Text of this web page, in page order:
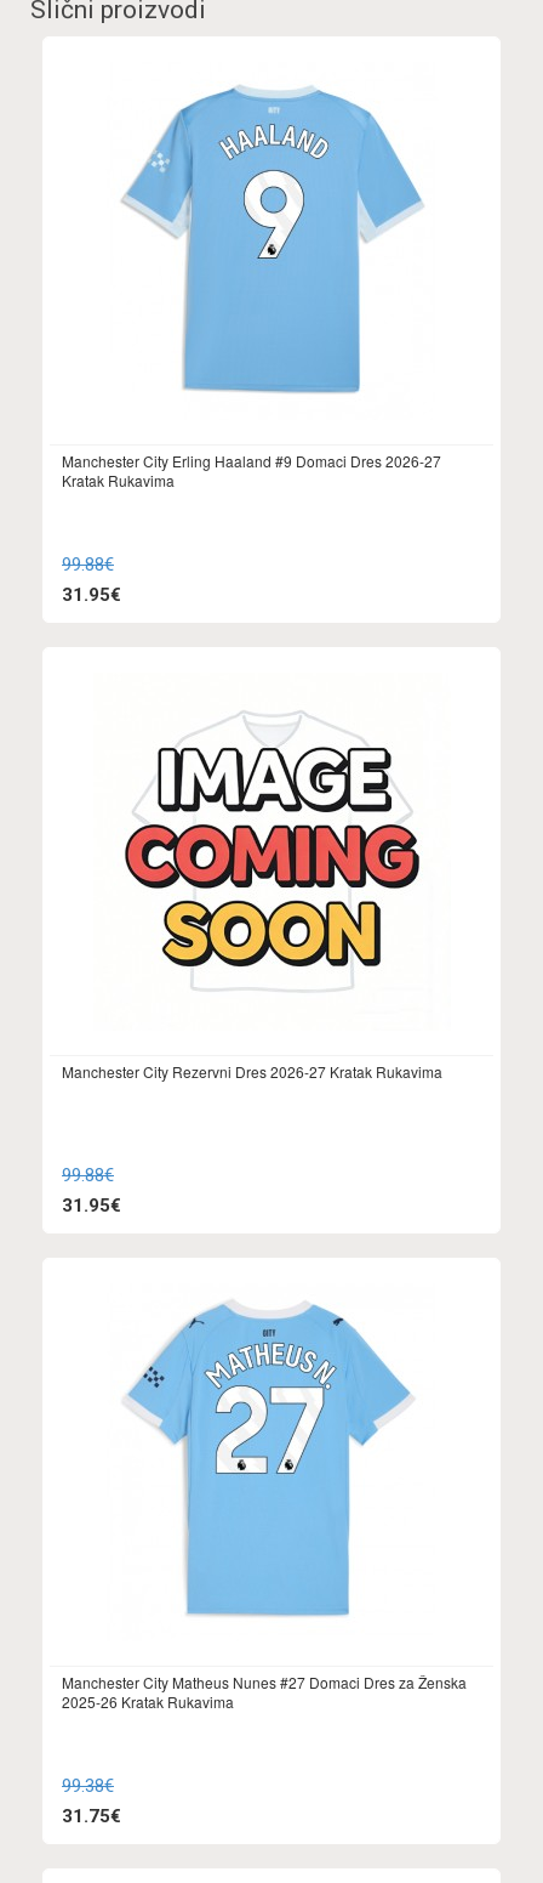
Slični proizvodi
Manchester City Erling Haaland #9 Domaci Dres 2026-27
Kratak Rukavima
99.88€
31.95€
Manchester City Rezervni Dres 2026-27 Kratak Rukavima
99.88€
31.95€
Manchester City Matheus Nunes #27 Domaci Dres za Ženska
2025-26 Kratak Rukavima
99.38€
31.75€